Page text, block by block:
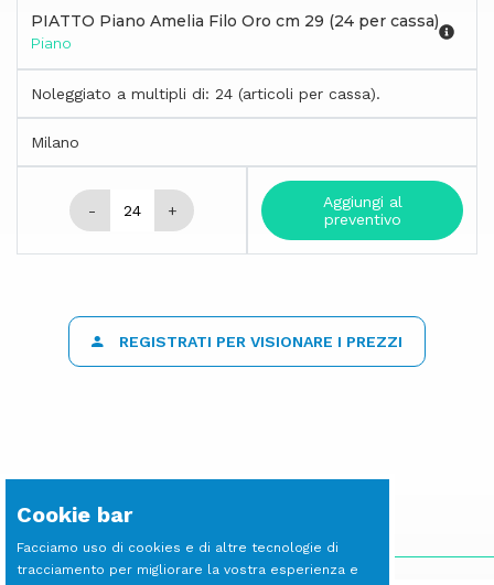
PIATTO Piano Amelia Filo Oro cm 29 (24 per cassa)
Piano
Noleggiato a multipli di: 24 (articoli per cassa).
Milano
- +
Aggiungi al
preventivo
REGISTRATI PER VISIONARE I PREZZI
Cookie bar
Facciamo uso di cookies e di altre tecnologie di
tracciamento per migliorare la vostra esperienza e